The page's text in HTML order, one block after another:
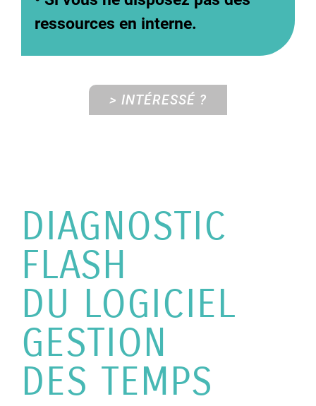
ressources en interne.
> INTÉRESSÉ ?
DIAGNOSTIC
FLASH
DU LOGICIEL
GESTION
DES TEMPS